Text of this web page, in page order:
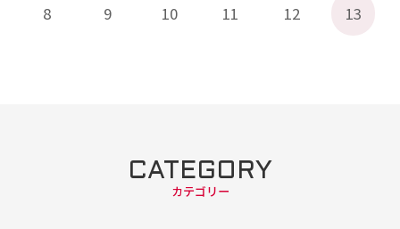
8 9 10 11 12 13
CATEGORY
カテゴリー